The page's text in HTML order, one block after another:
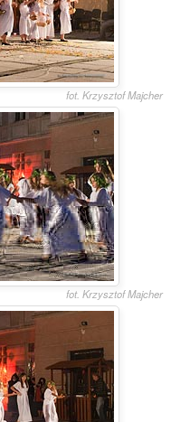
fot. Krzysztof Majcher
fot. Krzysztof Majcher